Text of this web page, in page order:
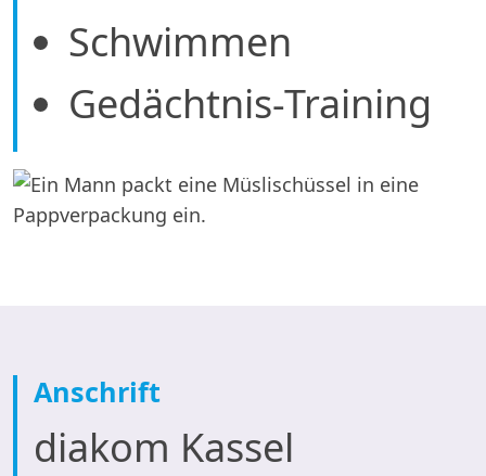
Schwimmen
Gedächtnis-Training
Anschrift
diakom Kassel